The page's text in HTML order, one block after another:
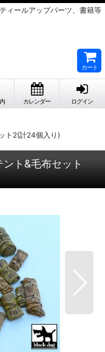
ィールアップパーツ、書籍等
カート
カレンダー ログイン
ト2(計24個入り)
ト&毛布セット